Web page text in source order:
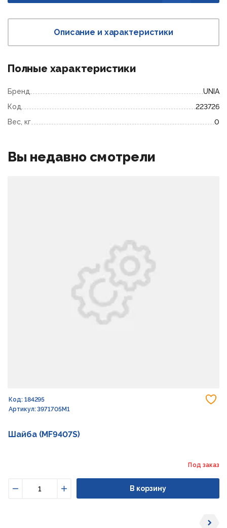
Описание и характеристики
Полные характеристики
Бренд
UNIA
Код
223726
Вес, кг
0
Вы недавно смотрели
Код: 184295
Артикул: 3971705M1
Шайба (MF9407S)
Под заказ
Увеличить
В корзину